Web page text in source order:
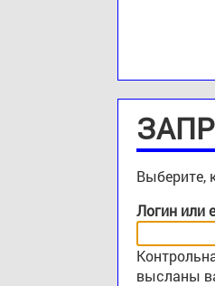
Выберите,
Логин или
высланы